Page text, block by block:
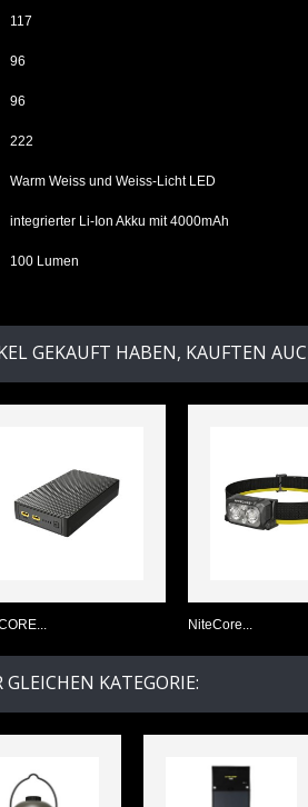
117
96
96
222
Warm Weiss und Weiss-Licht LED
integrierter Li-Ion Akku mit 4000mAh
100 Lumen
GEKAUFT HABEN, KAUFTEN
NiteCore...
KATEGORIE: